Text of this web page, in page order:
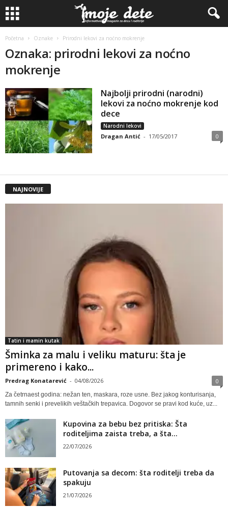
Početna Oznake Prirodni lekovi za noćno mokrenje
Oznaka: prirodni lekovi za noćno
mokrenje
Najbolji prirodni (narodni)
lekovi za noćno mokrenje kod
dece
Narodni lekovi
Dragan Antić - 17/05/2017 0
NAJNOVIJE
Tatin i mamin kutak
Šminka za malu i veliku maturu: šta je
primereno i kako...
Predrag Konatarević - 04/08/2026 0
Za četrnaest godina: nežan ten, maskara, roze usne. Bez jakog konturisanja,
tamnih senki i prevelikih veštačkih trepavica. Dogovor se pravi kod kuće, uz...
Kupovina za bebu bez pritiska: Šta
roditeljima zaista treba, a šta...
22/07/2026
Putovanja sa decom: šta roditelji treba da
spakuju
21/07/2026